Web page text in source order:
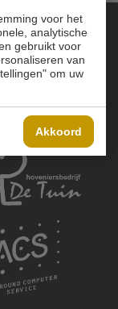
voor het
analytische
gebruikt voor
van
om uw
Akkoord